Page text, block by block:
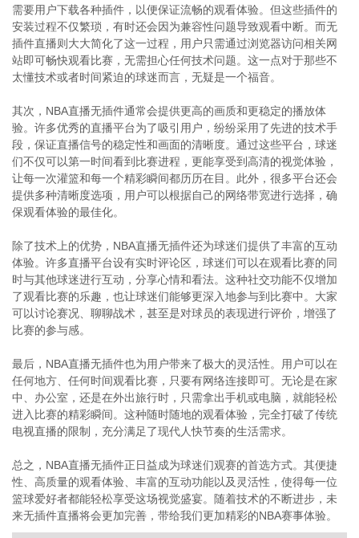
需要用户下载各种插件，以便保证流畅的观看体验。但这些插件的
安装过程不仅繁琐，有时还会因为兼容性问题导致观看中断。而无
插件直播则大大简化了这一过程，用户只需通过浏览器访问相关网
站即可畅快观看比赛，无需担心任何技术问题。这一点对于那些不
太懂技术或者时间紧迫的球迷而言，无疑是一个福音。
其次，NBA直播无插件通常会提供更高的画质和更稳定的播放体
验。许多优秀的直播平台为了吸引用户，纷纷采用了先进的技术手
段，保证直播信号的稳定性和画面的清晰度。通过这些平台，球迷
们不仅可以第一时间看到比赛进程，更能享受到高清的视觉体验，
让每一次灌篮和每一个精彩瞬间都历历在目。此外，很多平台还会
提供多种清晰度选项，用户可以根据自己的网络带宽进行选择，确
保观看体验的最佳化。
除了技术上的优势，NBA直播无插件还为球迷们提供了丰富的互动
体验。许多直播平台设有实时评论区，球迷们可以在观看比赛的同
时与其他球迷进行互动，分享心情和看法。这种社交功能不仅增加
了观看比赛的乐趣，也让球迷们能够更深入地参与到比赛中。大家
可以讨论赛况、聊聊战术，甚至是对球员的表现进行评价，增强了
比赛的参与感。
最后，NBA直播无插件也为用户带来了极大的灵活性。用户可以在
任何地方、任何时间观看比赛，只要有网络连接即可。无论是在家
中、办公室，还是在外出旅行时，只需拿出手机或电脑，就能轻松
进入比赛的精彩瞬间。这种随时随地的观看体验，完全打破了传统
电视直播的限制，充分满足了现代人快节奏的生活需求。
总之，NBA直播无插件正日益成为球迷们观赛的首选方式。其便捷
性、高质量的观看体验、丰富的互动功能以及灵活性，使得每一位
篮球爱好者都能轻松享受这场视觉盛宴。随着技术的不断进步，未
来无插件直播将会更加完善，带给我们更加精彩的NBA赛事体验。